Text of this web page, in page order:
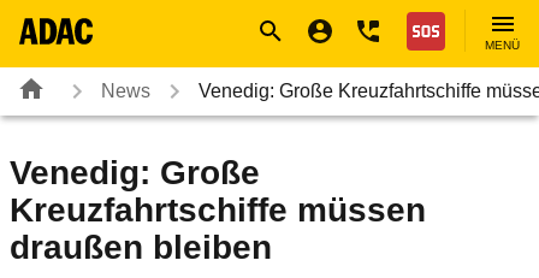
Nothilfe
MENÜ
News Venedig: Große Kreuzfahrtschiffe
Venedig: Große
Kreuzfahrtschiffe müssen
draußen bleiben